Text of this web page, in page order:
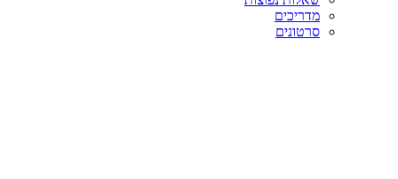
מדריכים
סרטונים